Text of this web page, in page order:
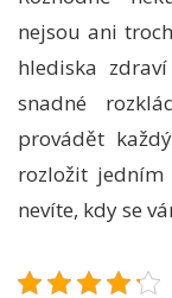
nejsou ani
hlediska
snadné
provádět
rozložit
nevíte, kdy se